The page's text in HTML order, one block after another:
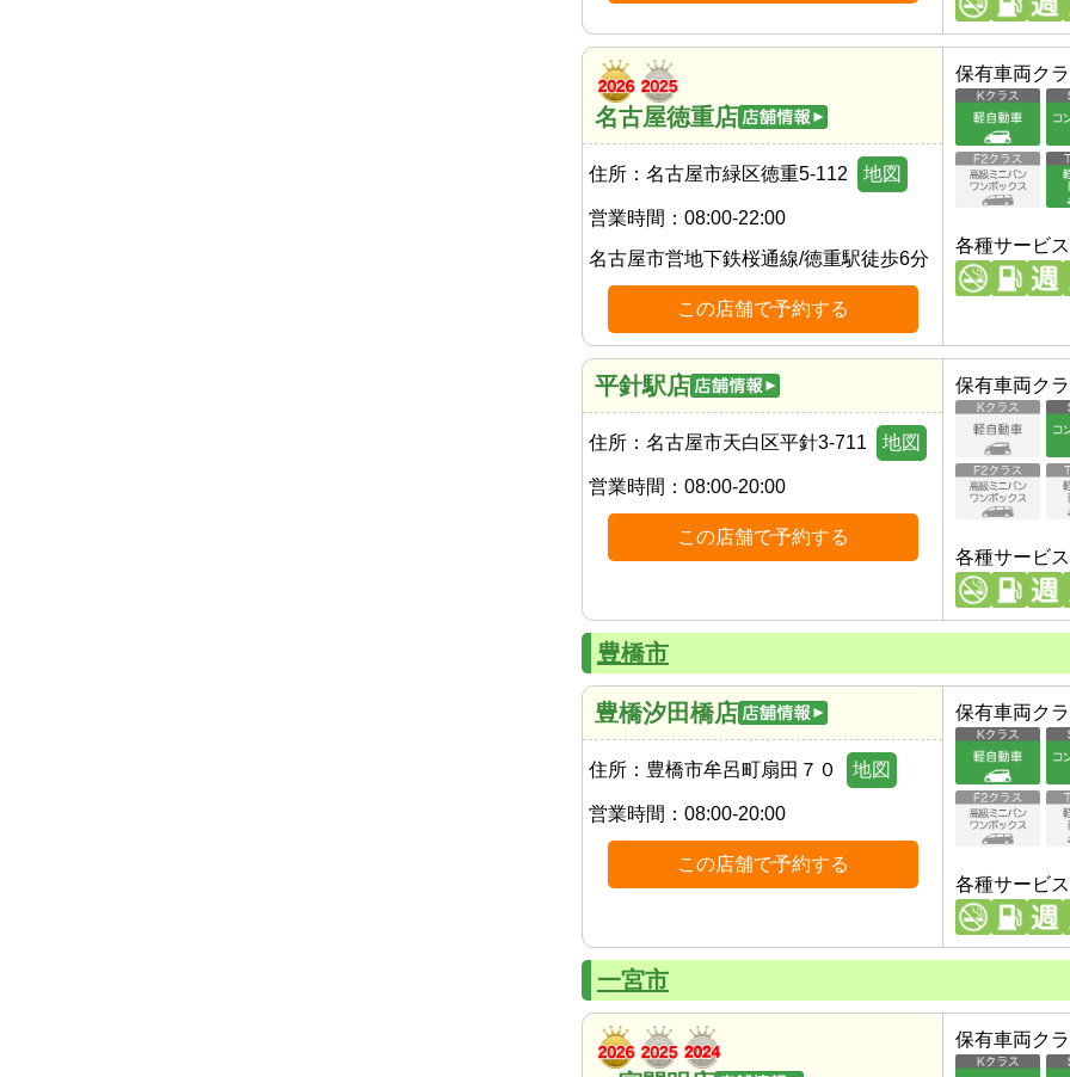
名古屋徳重店
住所： 名古屋市緑区徳重5-112 地図
営業時間： 08:00-22:00
名古屋市営地下鉄桜通線/徳重駅徒歩6分
この店舗で予約する
保有車両ク
各種サービス
平針駅店
住所： 名古屋市天白区平針3-711 地図
営業時間： 08:00-20:00
この店舗で予約する
保有車両ク
各種サービス
豊橋市
豊橋汐田橋店
住所： 豊橋市牟呂町扇田７０ 地図
営業時間： 08:00-20:00
この店舗で予約する
保有車両ク
各種サービス
一宮市
保有車両ク